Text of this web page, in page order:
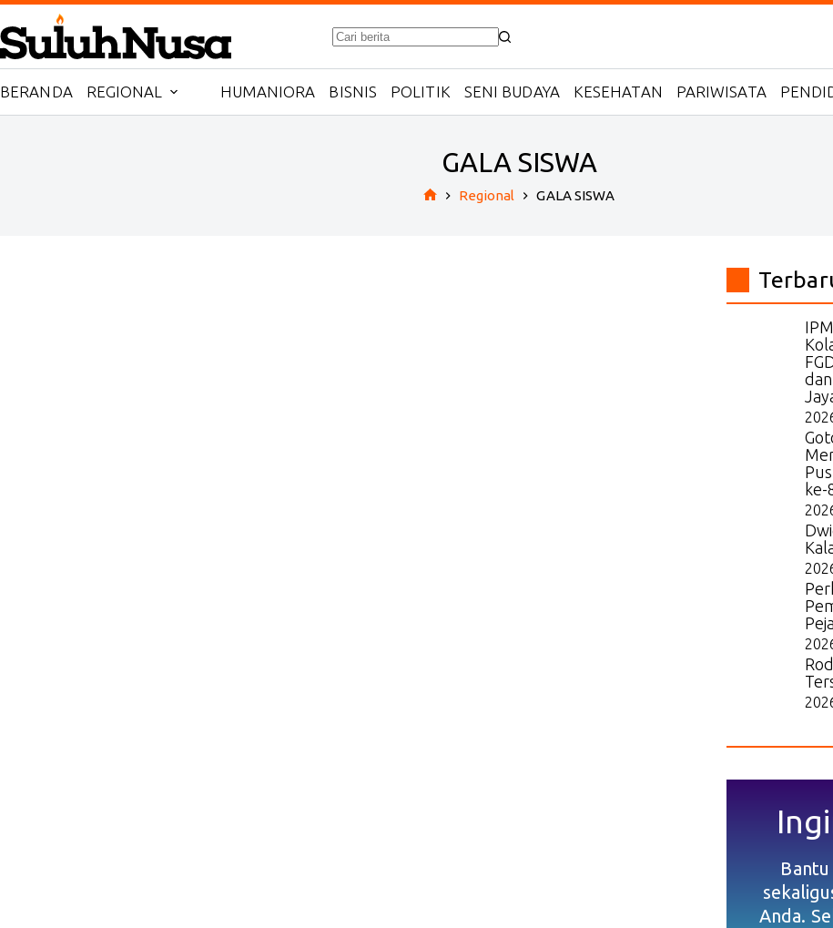
Skip
to
content
No
BERANDA REGIONAL HUMANIORA BISNIS POLITIK SENI BUDAYA KESEHATAN PARIWISATA
GALA SISWA
Regional GALA SISWA
ke-
Anda.